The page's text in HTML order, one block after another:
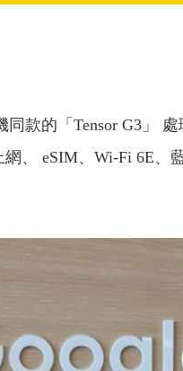
同款的「Tensor G3」
、 eSIM、Wi-Fi 6E